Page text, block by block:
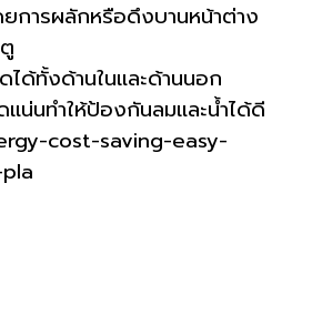
การผลักหรือดึงบานหน้าต่าง
ได้ทั้งด้านในและด้านนอก
น่นทำให้ป้องกันลมและน้ำได้ดี